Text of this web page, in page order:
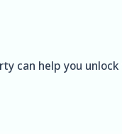
can help you